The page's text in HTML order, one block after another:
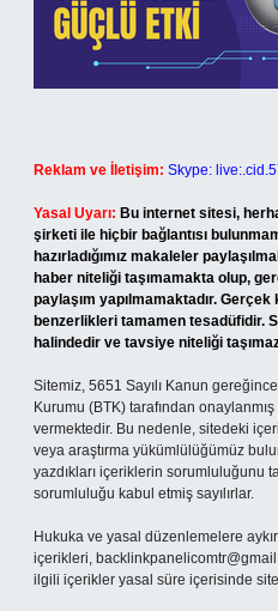
Reklam ve İletişim: Skype:
Yasal Uyarı: Bu internet sitesi,
şirketi ile hiçbir bağlantısı
hazırladığımız makaleler
haber niteliği taşımamakta olup,
paylaşım yapılmamaktadır.
benzerlikleri tamamen tesadüfidir.
halindedir ve tavsiye niteliği
Sitemiz, 5651 Sayılı Kanun
Kurumu (BTK) tarafından
vermektedir. Bu nedenle, sitedeki
veya araştırma yükümlülüğümüz
yazdıkları içeriklerin sorumluluğunu
sorumluluğu kabul etmiş sayılırlar.
Hukuka ve yasal düzenlemelere
içerikleri,
ilgili içerikler yasal süre içerisinde